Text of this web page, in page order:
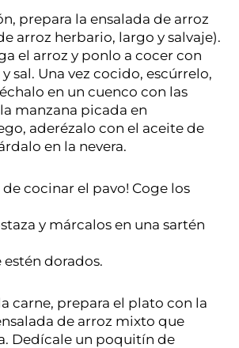
prepara la ensalada de arroz
arroz herbario, largo y salvaje).
el arroz y ponlo a cocer con
sal. Una vez cocido, escúrrelo,
en un cuenco con las
manzana picada en
aderézalo con el aceite de
en la nevera.
de cocinar el pavo! Coge los
y márcalos en una sartén
estén dorados.
carne, prepara el plato con la
de arroz mixto que
Dedícale un poquitín de